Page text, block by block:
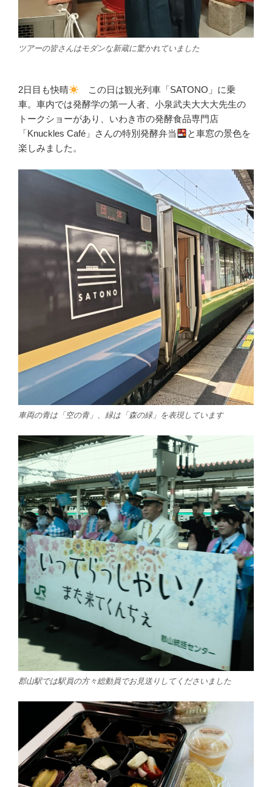
ツアーの皆さんはモダンな新蔵に驚かれていました
2日目も快晴
この日は観光列車「SATONO」に乗
車。車内では発酵学の第一人者、小泉武夫大大大先生の
トークショーがあり、いわき市の発酵食品専門店
「Knuckles Café」さんの特別発酵弁当
と車窓の景色を
楽しみました。
車両の青は「空の青」、緑は「森の緑」を表現しています
郡山駅では駅員の方々総動員でお見送りしてくださいました